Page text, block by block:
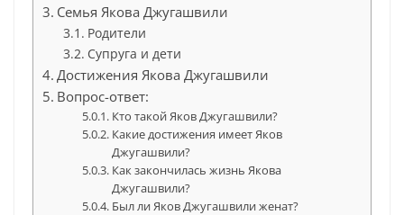
Семья Якова Джугашвили
Родители
Супруга и дети
Достижения Якова Джугашвили
Вопрос-ответ:
Кто такой Яков Джугашвили?
Какие достижения имеет Яков
Джугашвили?
Как закончилась жизнь Якова
Джугашвили?
Был ли Яков Джугашвили женат?